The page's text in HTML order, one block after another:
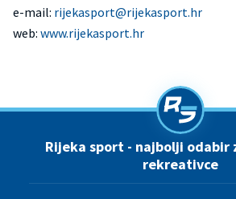
e-mail: rijekasport@rijekasport.hr
web: www.rijekasport.hr
Rijeka sport - najbolji odabir
rekreativce